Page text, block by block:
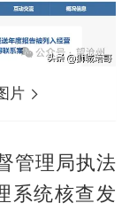
片
管理局执法
系统核查发